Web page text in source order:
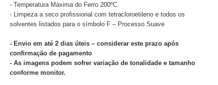
- Temperatura Máxima do Ferro 200ºC
- Limpeza a seco profissional com tetracloroetileno e todos os
solventes listados para o símbolo F – Processo Suave
- Envio em até 2 dias úteis – considerar este prazo após
confirmação de pagamento
- As imagens podem sofrer variação de tonalidade e tamanho
conforme monitor.